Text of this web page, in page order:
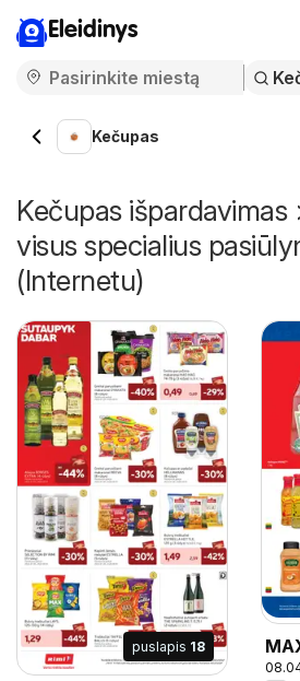
Eleidinys
Kečupas
Kečupas išpardavimas
visus specialius
(Internetu)
puslapis 18